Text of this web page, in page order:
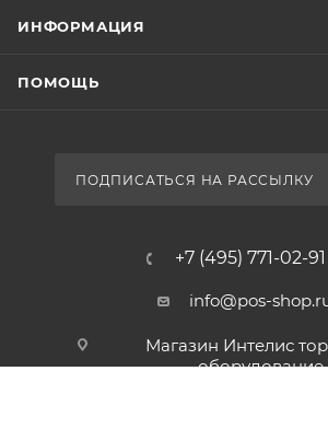
ИНФОРМАЦИЯ
ПОМОЩЬ
ПОДПИСАТЬСЯ НА РАССЫЛКУ
+7 (495) 771-02-91
info@pos-
Магазин Интелис
оборудование